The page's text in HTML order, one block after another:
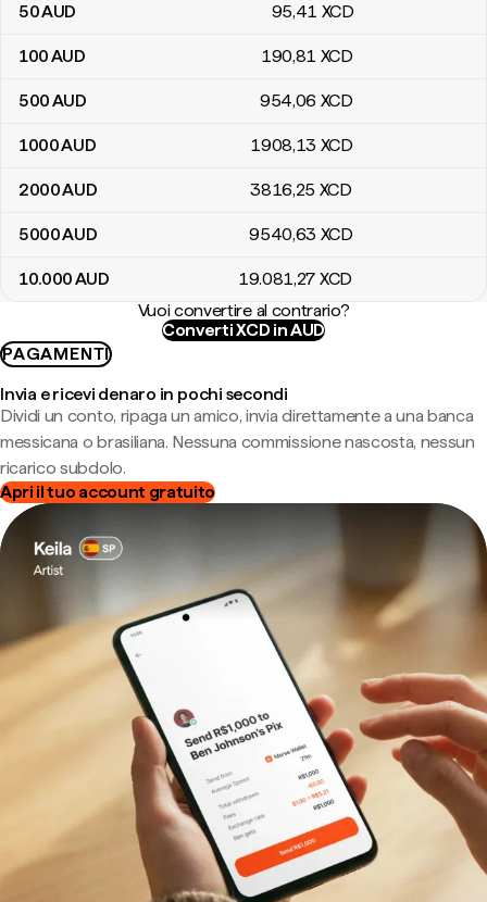
50AUD 95,41 XCD
100AUD 190,81 XCD
500AUD 954,06 XCD
1000AUD 1908,13 XCD
2000AUD 3816,25 XCD
5000AUD 9540,63 XCD
10.000AUD 19.081,27 XCD
Vuoi convertire al contrario?
Converti XCD in AUD
PAGAMENTI
Invia e ricevi denaro in pochi secondi
Dividi un conto, ripaga un amico, invia direttamente a una banca
messicana o brasiliana. Nessuna commissione nascosta, nessun
ricarico subdolo.
Apri il tuo account gratuito